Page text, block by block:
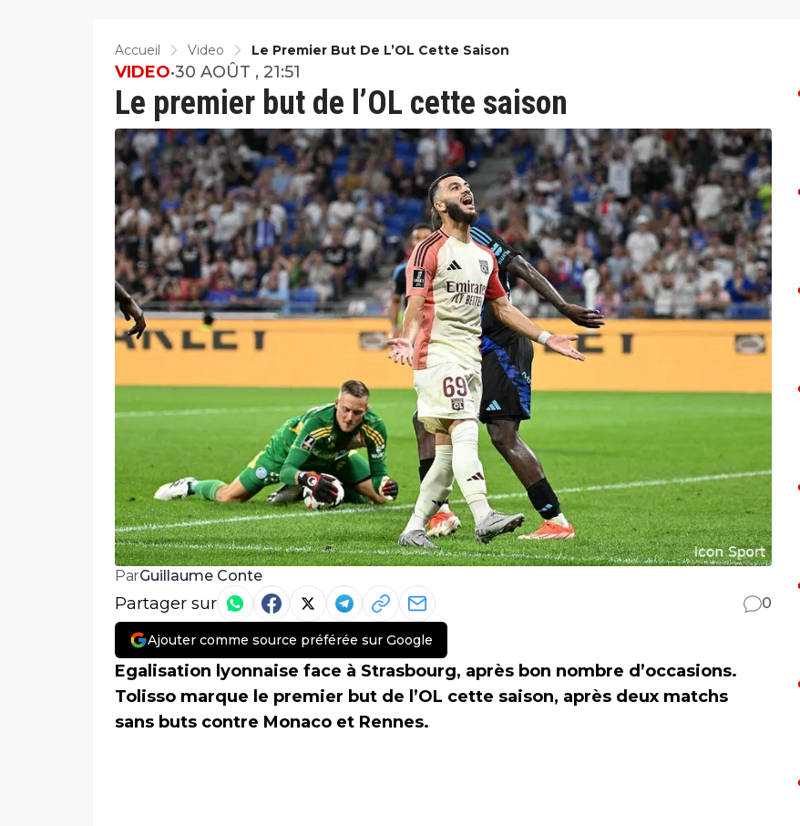
Accueil Video Le Premier But De L’OL Cette Saison
Le premier but de l’OL cette saison
VIDEO•30 AOÛT , 21:51
ParGuillaume Conte
Partager sur 0
Ajouter comme source préférée sur Google
Egalisation lyonnaise face à Strasbourg, après bon nombre d’occasions.
Tolisso marque le premier but de l’OL cette saison, après deux matchs
sans buts contre Monaco et Rennes.